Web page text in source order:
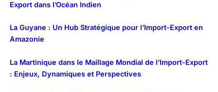
Export dans l’Océan Indien
La Guyane : Un Hub Stratégique pour l’Import-Export en
Amazonie
La Martinique dans le Maillage Mondial de l’Import-Export
: Enjeux, Dynamiques et Perspectives